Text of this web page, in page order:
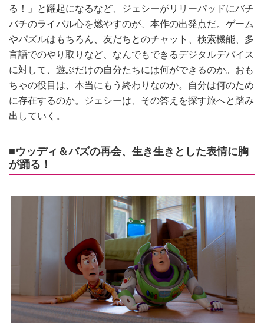
る！」と躍起になるなど、ジェシーがリリーパッドにバチ
バチのライバル心を燃やすのが、本作の出発点だ。ゲーム
やパズルはもちろん、友だちとのチャット、検索機能、多
言語でのやり取りなど、なんでもできるデジタルデバイス
に対して、遊ぶだけの自分たちには何ができるのか。おも
ちゃの役目は、本当にもう終わりなのか。自分は何のため
に存在するのか。ジェシーは、その答えを探す旅へと踏み
出していく。
■ウッディ＆バズの再会、生き生きとした表情に胸
が踊る！